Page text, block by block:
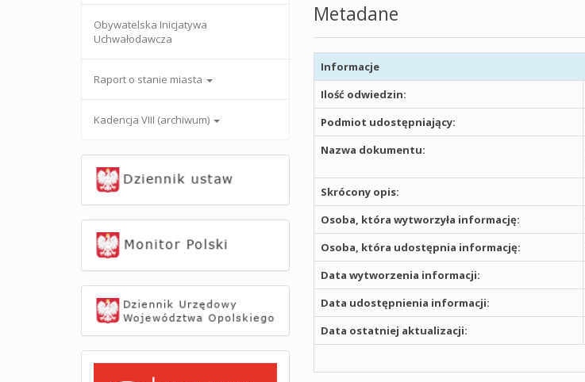
Obywatelska Inicjatywa
Uchwałodawcza
Raport o stanie miasta
Kadencja VIII (archiwum)
Metadane
Informacje
Ilość odwiedzin:
Podmiot udostępniający:
Nazwa dokumentu:
Skrócony opis:
Osoba, która wytworzyła informację:
Osoba, która udostępnia informację:
Data wytworzenia informacji:
Data udostępnienia informacji:
Data ostatniej aktualizacji: